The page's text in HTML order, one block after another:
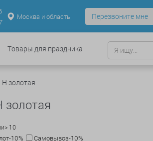
Москва и область Перезвоните мне
Товары для праздника
Н золотая
золотая
> 10
10% Самовывоз-10%